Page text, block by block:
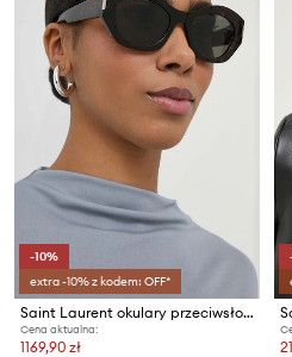
-10%
extra -10% z kodem: OFF*
Saint Laurent okulary przeciwsłoneczne
Cena aktualna:
1169,90 zł